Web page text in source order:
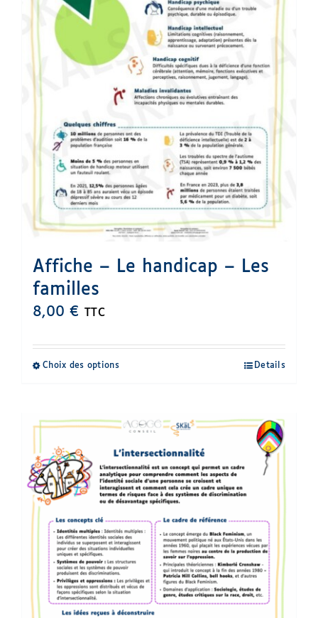
du
produit
Affiche – Le handicap – Les
familles
8,00€ TTC
Choix des optionsCe
plusieurs
variations.
Les
options
peuvent
être
choisies
sur
Details